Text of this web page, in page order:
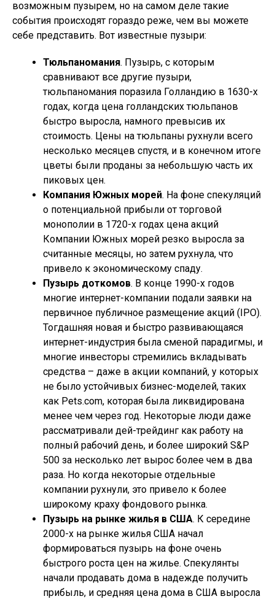
возможным пузырем, но на самом деле такие
события происходят гораздо реже, чем вы можете
себе представить. Вот известные пузыри:
Тюльпаномания. Пузырь, с которым
сравнивают все другие пузыри,
тюльпаномания поразила Голландию в 1630-х
годах, когда цена голландских тюльпанов
быстро выросла, намного превысив их
стоимость. Цены на тюльпаны рухнули всего
несколько месяцев спустя, и в конечном итоге
цветы были проданы за небольшую часть их
пиковых цен.
Компания Южных морей. На фоне спекуляций
о потенциальной прибыли от торговой
монополии в 1720-х годах цена акций
Компании Южных морей резко выросла за
считанные месяцы, но затем рухнула, что
привело к экономическому спаду.
Пузырь доткомов. В конце 1990-х годов
многие интернет-компании подали заявки на
первичное публичное размещение акций (IPO).
Тогдашняя новая и быстро развивающаяся
интернет-индустрия была сменой парадигмы, и
многие инвесторы стремились вкладывать
средства – даже в акции компаний, у которых
не было устойчивых бизнес-моделей, таких
как Pets.com, которая была ликвидирована
менее чем через год. Некоторые люди даже
рассматривали дей-трейдинг как работу на
полный рабочий день, и более широкий S&P
500 за несколько лет вырос более чем в два
раза. Но когда некоторые отдельные
компании рухнули, это привело к более
широкому краху фондового рынка.
Пузырь на рынке жилья в США. К середине
2000-х на рынке жилья США начал
формироваться пузырь на фоне очень
быстрого роста цен на жилье. Спекулянты
начали продавать дома в надежде получить
прибыль, и средняя цена дома в США выросла